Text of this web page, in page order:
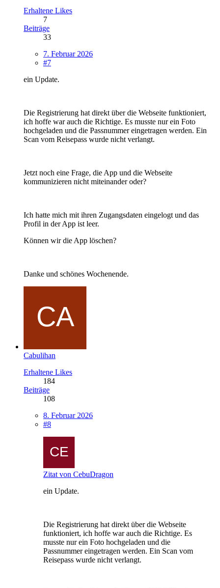
Erhaltene Likes
7
Beiträge
33
7. Februar 2026
#7
ein Update.
Die Registrierung hat direkt über die Webseite funktioniert,
ich hoffe war auch die Richtige. Es musste nur ein Foto
hochgeladen und die Passnummer eingetragen werden. Ein
Scan vom Reisepass wurde nicht verlangt.
Jetzt noch eine Frage, die App und die Webseite
kommunizieren nicht miteinander oder?
Ich hatte mich mit ihren Zugangsdaten eingelogt und das
Profil in der App ist leer.
Können wir die App löschen?
Danke und schönes Wochenende.
Cabulihan
Erhaltene Likes
184
Beiträge
108
8. Februar 2026
#8
Zitat von CebuDragon
ein Update.
Die Registrierung hat direkt über die Webseite
funktioniert, ich hoffe war auch die Richtige. Es
musste nur ein Foto hochgeladen und die
Passnummer eingetragen werden. Ein Scan vom
Reisepass wurde nicht verlangt.